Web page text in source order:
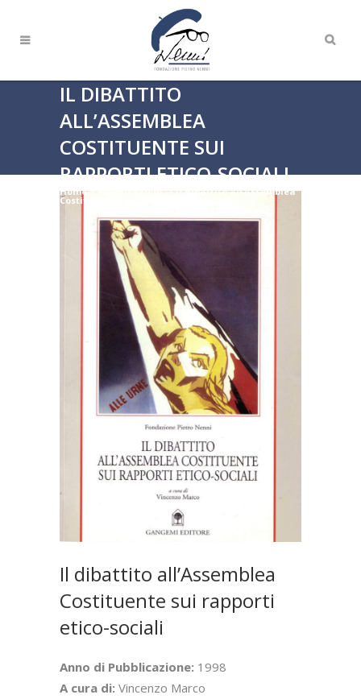
IL DIBATTITO
ALL’ASSEMBLEA
COSTITUENTE SUI
RAPPORTI ETICO-SOCIALI
Home>Pubblicazioni >Il dibattito all’Assemblea
Costituente sui rapporti etico-sociali
Il dibattito all’Assemblea
Costituente sui rapporti
etico-sociali
Anno di Pubblicazione: 1998
A cura di: Vincenzo Marco